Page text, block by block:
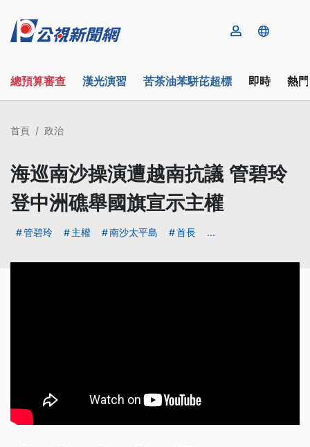
總預算審查 漢光演習 苦茶油苯駢芘超標 即時 熱
首頁 政治
海巡南沙操演遭越南抗議 管碧玲
登中洲礁舉國旗宣示主權
管碧玲 主權 南沙太平島 首長 ...